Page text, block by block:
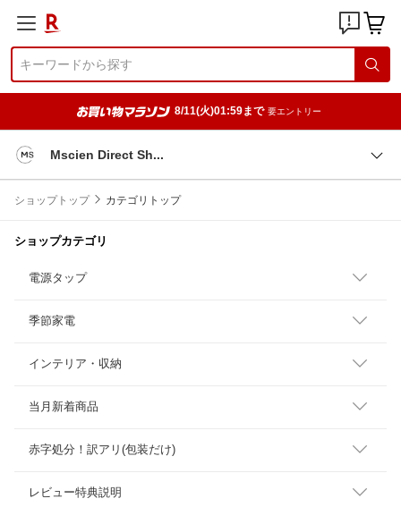
8/11(火)01:59まで 要エントリー
Mscien Direct Sh
ショップトップ カテゴリトップ
ショップカテゴリ
電源タップ
季節家電
インテリア・収納
当月新着商品
赤字処分！訳アリ(包装だけ)
レビュー特典説明